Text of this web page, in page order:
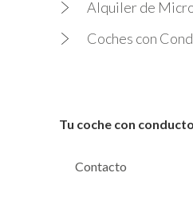
Alquiler de
Coches con
Tu coche con
Contacto